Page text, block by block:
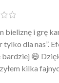
WOW!
jak z
po kąpieli z